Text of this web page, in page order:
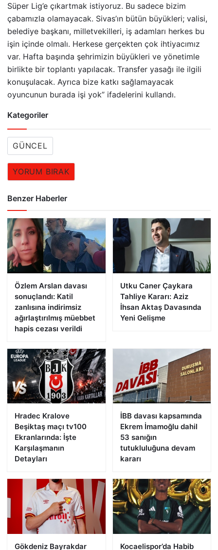
Süper Lig’e çıkartmak istiyoruz. Bu sadece bizim
çabamızla olamayacak. Sivas’ın bütün büyükleri; valisi,
belediye başkanı, milletvekilleri, iş adamları herkes bu
işin içinde olmalı. Herkese gerçekten çok ihtiyacımız
var. Hafta başında şehrimizin büyükleri ve yönetimle
birlikte bir toplantı yapılacak. Transfer yasağı ile ilgili
konuşulacak. Ayrıca bize katkı sağlamayacak
oyuncunun burada işi yok” ifadelerini kullandı.
Kategoriler
GÜNCEL
YORUM BIRAK
Benzer Haberler
Özlem Arslan davası
sonuçlandı: Katil
zanlısına indirimsiz
ağırlaştırılmış müebbet
hapis cezası verildi
Utku Caner Çaykara
Tahliye Kararı: Aziz
İhsan Aktaş Davasında
Yeni Gelişme
Hradec Kralove
Beşiktaş maçı tv100
Ekranlarında: İşte
Karşılaşmanın
Detayları
İBB davası kapsamında
Ekrem İmamoğlu dahil
53 sanığın
tutukluluğuna devam
kararı
Gökdeniz Bayrakdar Kocaelispor’da Habib